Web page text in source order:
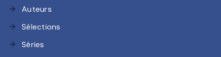
arrow_forward Auteurs
arrow_forward Sélections
arrow_forward Séries